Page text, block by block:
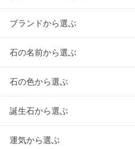
ブランドから選ぶ
石の名前から選ぶ
石の色から選ぶ
誕生石から選ぶ
運気から選ぶ